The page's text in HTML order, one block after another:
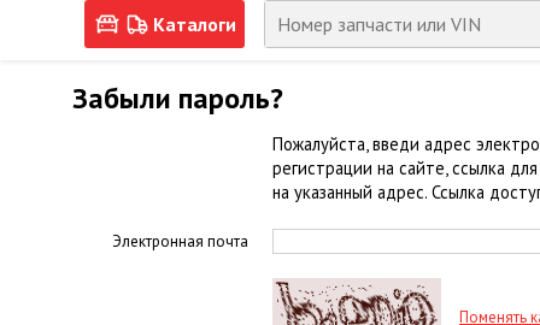
Каталоги
Забыли пароль?
Пожалуйста, введи адрес
регистрации на сайте, ссылка
на указанный адрес. Ссылка
Электронная почта
Поменять